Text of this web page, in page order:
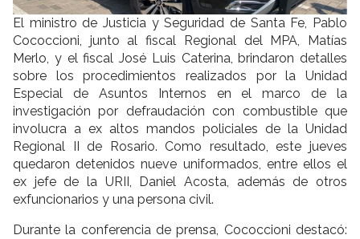
El ministro de Justicia y Seguridad de Santa Fe, Pablo
Cococcioni, junto al fiscal Regional del MPA, Matías
Merlo, y el fiscal José Luis Caterina, brindaron detalles
sobre los procedimientos realizados por la Unidad
Especial de Asuntos Internos en el marco de la
investigación por defraudación con combustible que
involucra a ex altos mandos policiales de la Unidad
Regional II de Rosario. Como resultado, este jueves
quedaron detenidos nueve uniformados, entre ellos el
ex jefe de la URII, Daniel Acosta, además de otros
exfuncionarios y una persona civil.
Durante la conferencia de prensa, Cococcioni destacó: